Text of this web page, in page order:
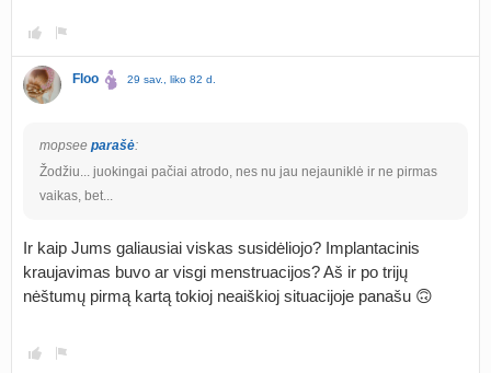
Floo 29 sav., liko 82 d.
mopsee parašė:
Žodžiu... juokingai pačiai atrodo, nes nu jau nejauniklė ir ne pirmas
vaikas, bet...
Ir kaip Jums galiausiai viskas susidėliojo? Implantacinis
kraujavimas buvo ar visgi menstruacijos? Aš ir po trijų
nėštumų pirmą kartą tokioj neaiškioj situacijoje panašu 🙃